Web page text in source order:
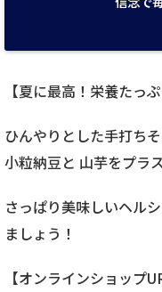
【夏に最高！栄養たっ
ひんやりとした手打ち
小粒納豆と 山芋をプラス
さっぱり美味しいヘル
ましょう！
【オンラインショップ